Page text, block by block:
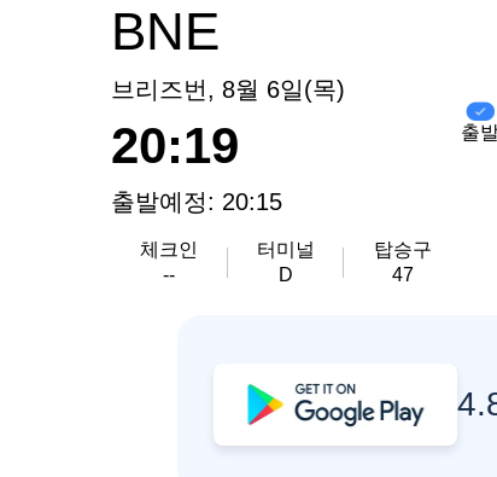
BNE
브리즈번, 8월 6일(목)
20:19
출발예정: 20:15
체크인
--
터미널
D
탑승구
47
출